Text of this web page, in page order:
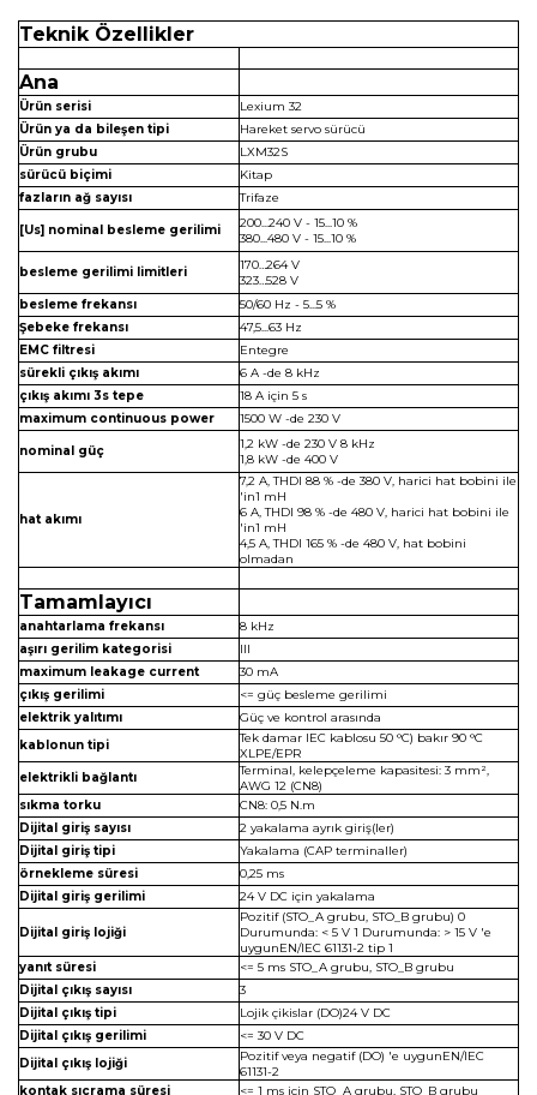
Teknik Özellikler
Ana
Ürün serisi
Lexium 32
Ürün ya da bileşen tipi
Hareket servo sürücü
Ürün grubu
LXM32S
sürücü biçimi
Kitap
fazların ağ sayısı
Trifaze
[Us] nominal besleme gerilimi
200...240 V - 15...10 %
380...480 V - 15...10 %
besleme gerilimi limitleri
170…264 V
323…528 V
besleme frekansı
50/60 Hz - 5...5 %
Şebeke frekansı
47,5...63 Hz
EMC filtresi
Entegre
sürekli çıkış akımı
6 A -de 8 kHz
çıkış akımı 3s tepe
18 A için 5 s
maximum continuous power
1500 W -de 230 V
nominal güç
1,2 kW -de 230 V 8 kHz
1,8 kW -de 400 V
hat akımı
7,2 A, THDI 88 % -de 380 V, harici hat bobini ile
'in1 mH
6 A, THDI 98 % -de 480 V, harici hat bobini ile
'in1 mH
4,5 A, THDI 165 % -de 480 V, hat bobini
olmadan
Tamamlayıcı
anahtarlama frekansı
8 kHz
aşırı gerilim kategorisi
III
maximum leakage current
30 mA
çıkış gerilimi
<= güç besleme gerilimi
elektrik yalıtımı
Güç ve kontrol arasında
kablonun tipi
Tek damar IEC kablosu 50 °C) bakır 90 °C
XLPE/EPR
elektrikli bağlantı
Terminal, kelepçeleme kapasitesi: 3 mm²,
AWG 12 (CN8)
sıkma torku
CN8: 0,5 N.m
Dijital giriş sayısı
2 yakalama ayrık giriş(ler)
Dijital giriş tipi
Yakalama (CAP terminaller)
örnekleme süresi
0,25 ms
Dijital giriş gerilimi
24 V DC için yakalama
Dijital giriş lojiği
Pozitif (STO_A grubu, STO_B grubu) 0
Durumunda: < 5 V 1 Durumunda: > 15 V 'e
uygunEN/IEC 61131-2 tip 1
yanıt süresi
<= 5 ms STO_A grubu, STO_B grubu
Dijital çıkış sayısı
3
Dijital çıkış tipi
Lojik çikislar (DO)24 V DC
Dijital çıkış gerilimi
<= 30 V DC
Dijital çıkış lojiği
Pozitif veya negatif (DO) 'e uygunEN/IEC
61131-2
kontak sıçrama süresi
<= 1 ms için STO_A grubu, STO_B grubu